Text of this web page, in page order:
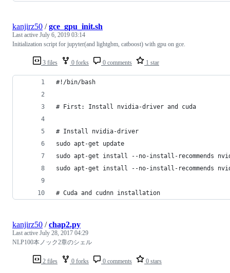
3 files 0 forks 0 comments 1 star
kanjirz50 /gce_gpu_init.sh
Last active July 6, 2019 03:14
Initialization script for jupyter(and lightgbm, catboost) with gpu on gce.
#!/bin/bash
# First: Install nvidia-driver and cuda
# Install nvidia-driver
sudo apt-get update
sudo apt-get install --no-install-recommends
sudo apt-get install --no-install-recommends
# Cuda and cudnn installation
2 files 0 forks 0 comments 0 stars
kanjirz50 /chap2.py
Last active July 28, 2017 04:29
NLP100本ノック2章のシェル